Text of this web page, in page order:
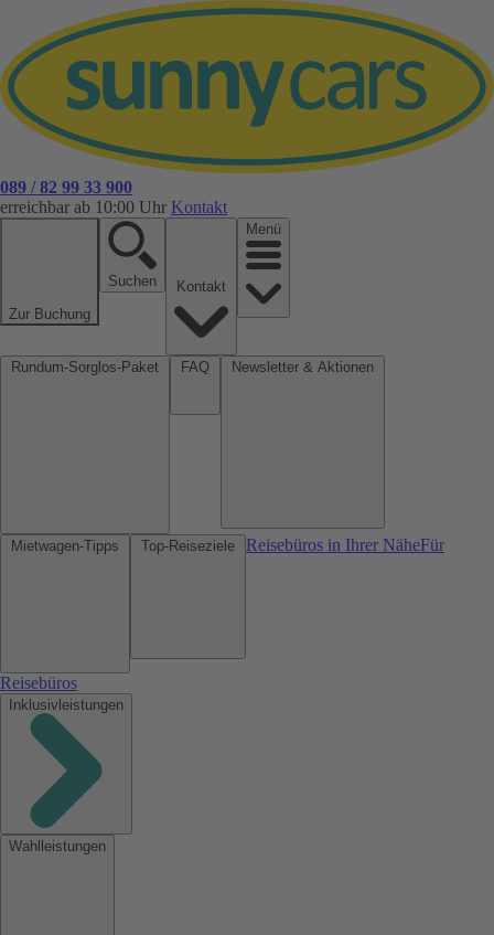
089 / 82 99 33 900
erreichbar ab 10:00 Uhr Kontakt
Zur Buchung
Suchen
Menü
Reisebüros in Ihrer NäheFür
Reisebüros
Inklusivleistungen
Wahlleistungen